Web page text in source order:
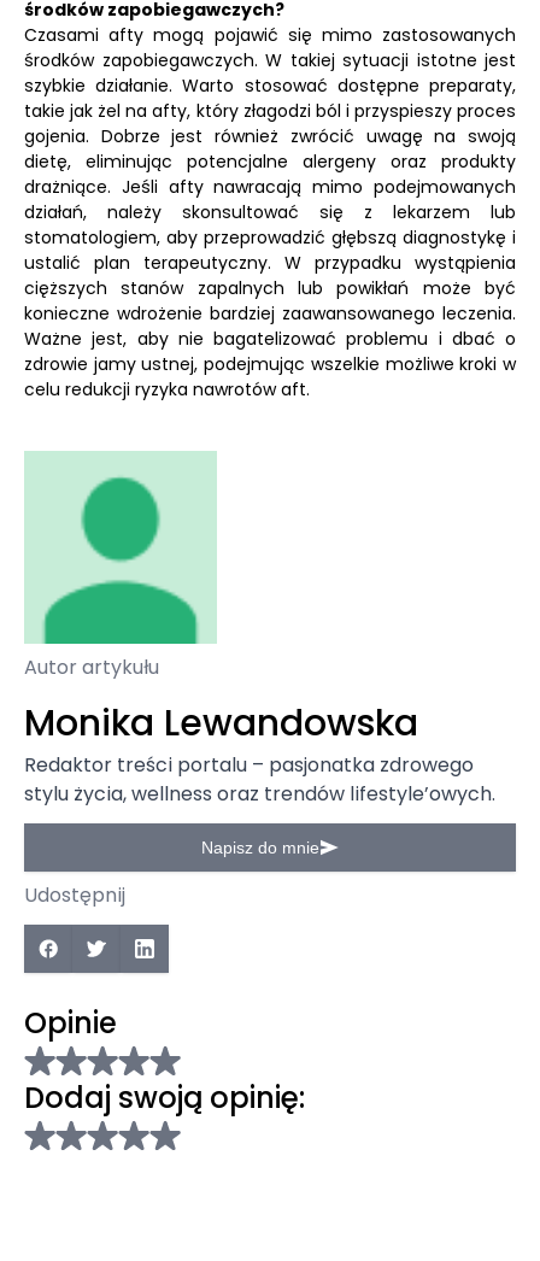
środków zapobiegawczych?
Czasami afty mogą pojawić się mimo zastosowanych
środków zapobiegawczych. W takiej sytuacji istotne jest
szybkie działanie. Warto stosować dostępne preparaty,
takie jak żel na afty, który złagodzi ból i przyspieszy proces
gojenia. Dobrze jest również zwrócić uwagę na swoją
dietę, eliminując potencjalne alergeny oraz produkty
drażniące. Jeśli afty nawracają mimo podejmowanych
działań, należy skonsultować się z lekarzem lub
stomatologiem, aby przeprowadzić głębszą diagnostykę i
ustalić plan terapeutyczny. W przypadku wystąpienia
cięższych stanów zapalnych lub powikłań może być
konieczne wdrożenie bardziej zaawansowanego leczenia.
Ważne jest, aby nie bagatelizować problemu i dbać o
zdrowie jamy ustnej, podejmując wszelkie możliwe kroki w
celu redukcji ryzyka nawrotów aft.
Autor artykułu
Monika Lewandowska
Redaktor treści portalu – pasjonatka zdrowego
stylu życia, wellness oraz trendów lifestyle’owych.
Napisz do mnie
Udostępnij
Opinie
Dodaj swoją opinię: